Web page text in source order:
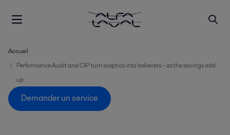
Accueil
Performance Audit and CIP turn sceptics into believers – as the savings add
up
Demander un service